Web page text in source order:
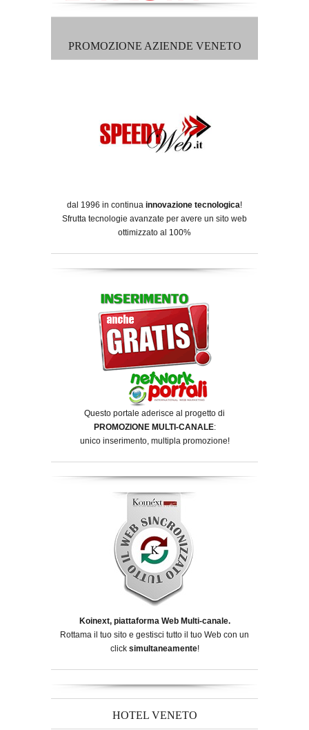
PROMOZIONE AZIENDE VENETO
dal 1996 in continua innovazione tecnologica!
Sfrutta tecnologie avanzate per avere un sito web
ottimizzato al 100%
Questo portale aderisce al progetto di
PROMOZIONE MULTI-CANALE:
unico inserimento, multipla promozione!
Koinext, piattaforma Web Multi-canale.
Rottama il tuo sito e gestisci tutto il tuo Web con un
click simultaneamente!
HOTEL VENETO